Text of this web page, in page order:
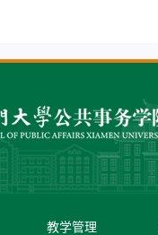
教学管理